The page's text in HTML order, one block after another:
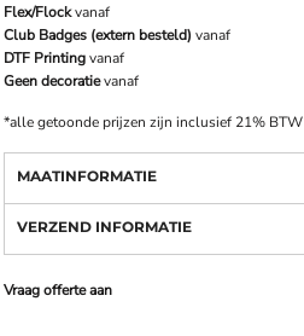
Flex/Flockvanaf
Club Badges (extern besteld) vanaf
DTF Printingvanaf
Geen decoratievanaf
*alle getoonde prijzen zijn inclusief 21% BTW
MAATINFORMATIE
VERZEND INFORMATIE
Vraag offerte aan